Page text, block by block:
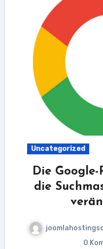
Uncategorized
Die
die
0